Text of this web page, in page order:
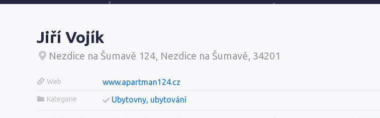
Jiří Vojík
Nezdice na Šumavě 124, Nezdice na Šumavě, 34201
Web www.apartman124.cz
Kategorie Ubytovny, ubytování